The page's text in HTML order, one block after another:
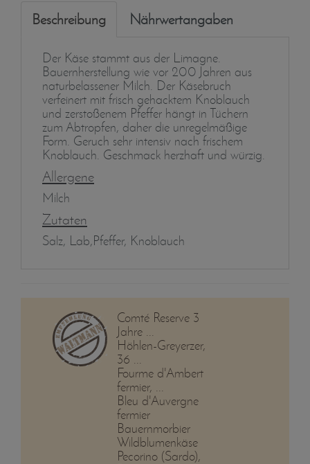
Beschreibung Nährwertangaben
Der Käse stammt aus der Limagne.
Bauernherstellung wie vor 200 Jahren aus
naturbelassener Milch. Der Käsebruch
verfeinert mit frisch gehacktem Knoblauch
und zerstoßenem Pfeffer hängt in Tüchern
zum Abtropfen, daher die unregelmäßige
Form. Geruch sehr intensiv nach frischem
Knoblauch. Geschmack herzhaft und würzig.
Allergene
Milch
Zutaten
Salz, Lab,Pfeffer, Knoblauch
Comté Reserve 3
Jahre ...
Höhlen-Greyerzer,
36 ...
Fourme d'Ambert
fermier, ...
Bleu d'Auvergne
fermier
Bauernmorbier
Wildblumenkäse
Pecorino (Sardo),